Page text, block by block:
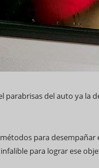
parabrisas del auto ya la
para
para lograr ese